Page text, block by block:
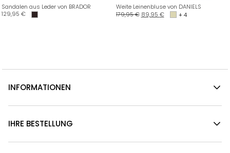
Sandalen aus Leder von BRADOR
129,95 €
Weite Leinenbluse von DANIELS
179,95€ 89,95 € + 4
INFORMATIONEN
IHRE BESTELLUNG